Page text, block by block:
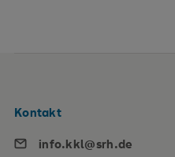
Kontakt
info.kkl@srh.de